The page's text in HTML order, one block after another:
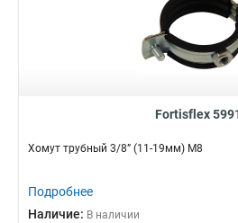
Fortisflex
Хомут трубный 3/8” (11-19мм) М8
Подробнее
Наличие: В наличии